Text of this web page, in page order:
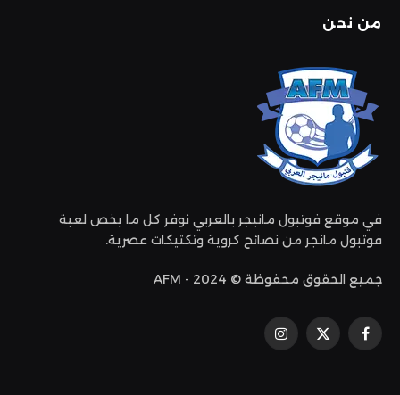
من نحن
في موقع فوتبول مانيجر بالعربي نوفر كل ما يخص لعبة
فوتبول مانجر من نصائح كروية وتكتيكات عصرية.
جميع الحقوق محفوظة © 2024 - AFM
فيسبوكإكس
الانستغرام